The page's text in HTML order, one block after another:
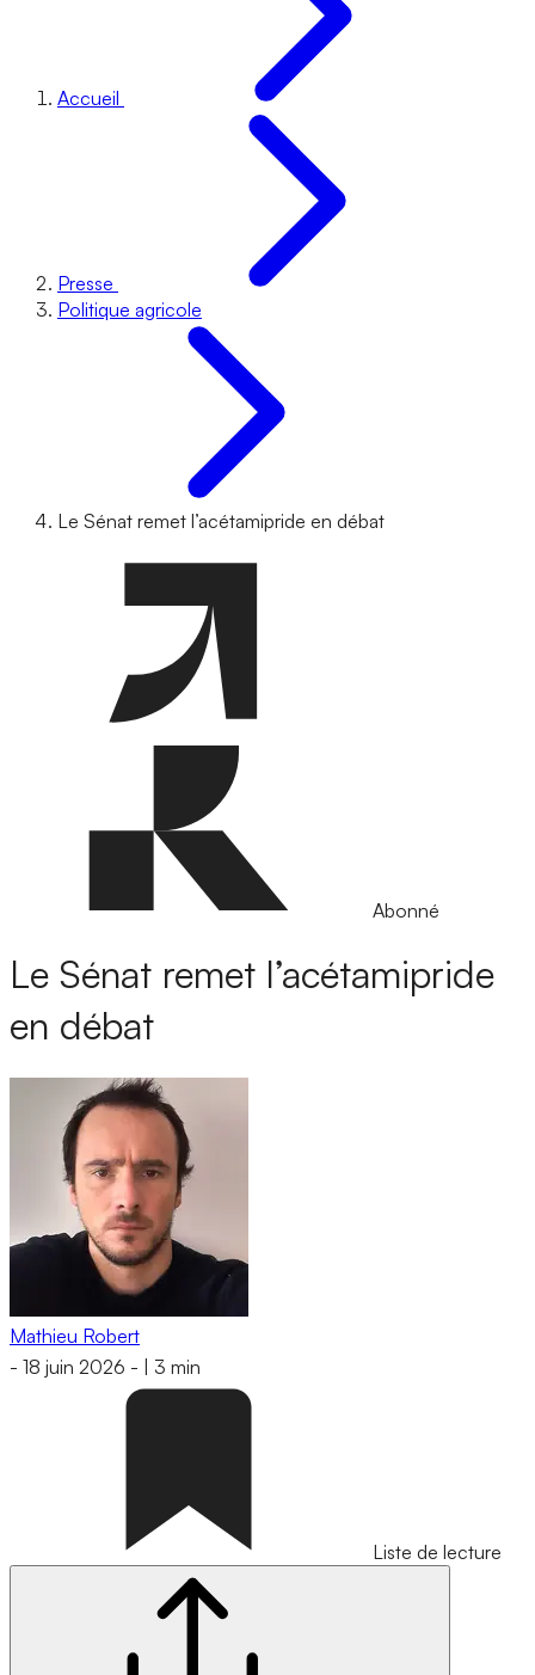
Accueil
Presse
Politique agricole
Le Sénat remet l’acétamipride en débat
Abonné
Le Sénat remet l’acétamipride
en débat
Mathieu Robert
- 18 juin 2026 - 3 min
Liste de lecture